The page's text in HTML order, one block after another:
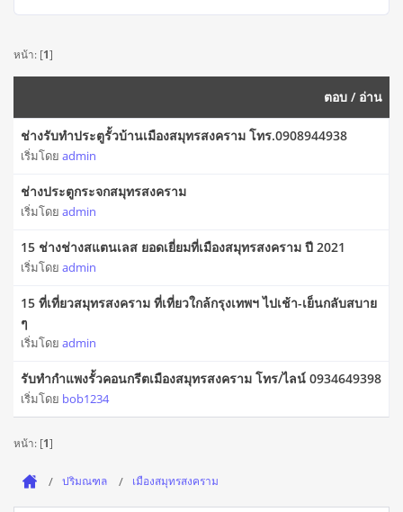
หน้า: [1]
ตอบ / อ่าน
ช่างรับทำประตูรั้วบ้านเมืองสมุทรสงคราม โทร.0908944938
เริ่มโดย admin
ช่างประตูกระจกสมุทรสงคราม
เริ่มโดย admin
15 ช่างช่างสแตนเลส ยอดเยี่ยมที่เมืองสมุทรสงคราม ปี 2021
เริ่มโดย admin
15 ที่เที่ยวสมุทรสงคราม ที่เที่ยวใกล้กรุงเทพฯ ไปเช้า-เย็นกลับสบาย
ๆ
เริ่มโดย admin
รับทำกำแพงรั้วคอนกรีตเมืองสมุทรสงคราม โทร/ไลน์ 0934649398
เริ่มโดย bob1234
หน้า: [1]
ปริมณฑล เมืองสมุทรสงคราม